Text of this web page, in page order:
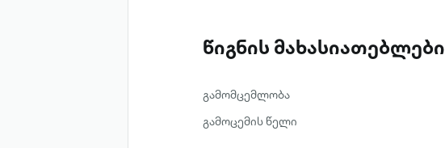
წიგნის მახასიათებლები
გამომცემლობა
გამოცემის წელი